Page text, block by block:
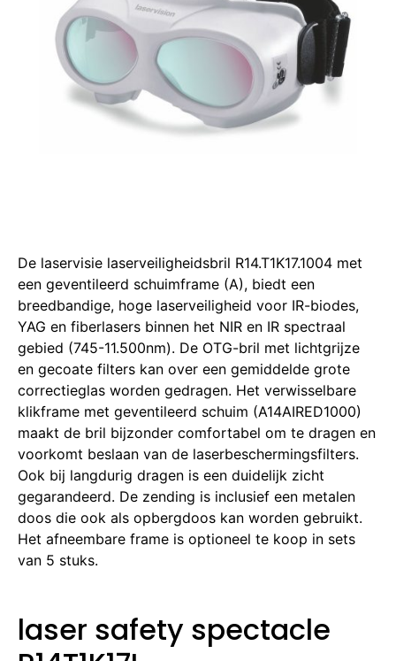
De laservisie laserveiligheidsbril R14.T1K17.1004 met
een geventileerd schuimframe (A), biedt een
breedbandige, hoge laserveiligheid voor IR-biodes,
YAG en fiberlasers binnen het NIR en IR spectraal
gebied (745-11.500nm). De OTG-bril met lichtgrijze
en gecoate filters kan over een gemiddelde grote
correctieglas worden gedragen. Het verwisselbare
klikframe met geventileerd schuim (A14AIRED1000)
maakt de bril bijzonder comfortabel om te dragen en
voorkomt beslaan van de laserbeschermingsfilters.
Ook bij langdurig dragen is een duidelijk zicht
gegarandeerd. De zending is inclusief een metalen
doos die ook als opbergdoos kan worden gebruikt.
Het afneembare frame is optioneel te koop in sets
van 5 stuks.
laser safety spectacle